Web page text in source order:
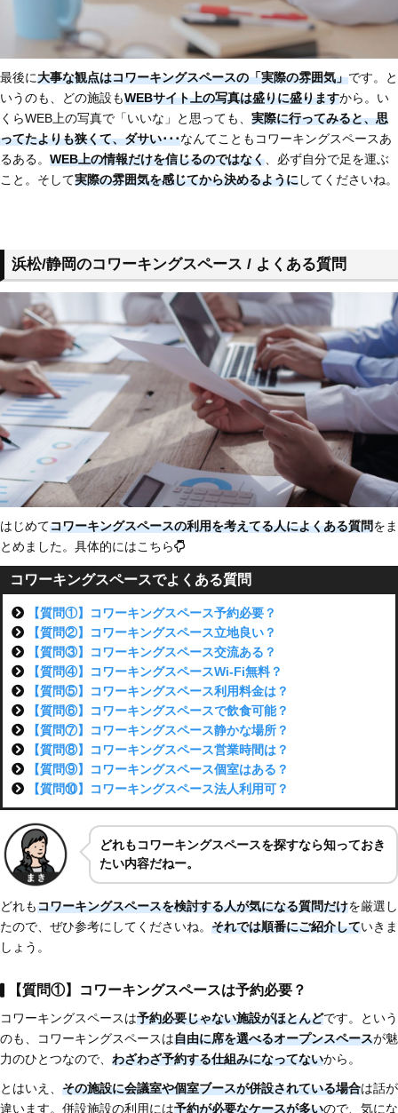
最後に大事な観点はコワーキングスペースの「実際の雰囲気」です。と
いうのも、どの施設もWEBサイト上の写真は盛りに盛りますから。い
くらWEB上の写真で「いいな」と思っても、 実際に行ってみると、思
ってたよりも狭くて、ダサい･･･なんてこともコワーキングスペースあ
るある。 WEB上の情報だけを信じるのではなく 、必ず自分で足を運ぶ
こと。そして実際の雰囲気を感じてから決めるようにしてくださいね。
浜松/静岡のコワーキングスペース / よくある質問
はじめてコワーキングスペースの利用を考えてる人によくある質問をま
とめました。具体的にはこちら
コワーキングスペースでよくある質問
【質問①】コワーキングスペース予約必要？
【質問②】コワーキングスペース立地良い？
【質問③】コワーキングスペース交流ある？
【質問④】コワーキングスペースWi-Fi無料？
【質問⑤】コワーキングスペース利用料金は？
【質問⑥】コワーキングスペースで飲食可能？
【質問⑦】コワーキングスペース静かな場所？
【質問⑧】コワーキングスペース営業時間は？
【質問⑨】コワーキングスペース個室はある？
【質問⑩】コワーキングスペース法人利用可？
どれもコワーキングスペースを探すなら知っておき
たい内容だねー。
どれもコワーキングスペースを検討する人が気になる質問だけを厳選し
たので、ぜひ参考にしてくださいね。 それでは順番にご紹介していきま
しょう。
【質問①】コワーキングスペースは予約必要？
コワーキングスペースは予約必要じゃない施設がほとんどです。という
のも、コワーキングスペースは自由に席を選べるオープンスペースが魅
力のひとつなので、 わざわざ予約する仕組みになってないから。
とはいえ、 その施設に会議室や個室ブースが併設されている場合は話が
違います。併設施設の利用には予約が必要なケースが多いので、気にな